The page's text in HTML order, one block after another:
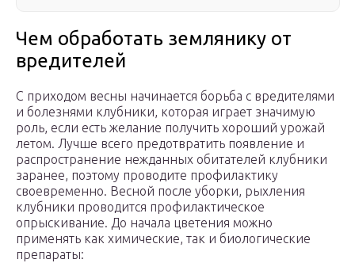
Чем обработать землянику от
вредителей
С приходом весны начинается борьба с вредителями
и болезнями клубники, которая играет значимую
роль, если есть желание получить хороший урожай
летом. Лучше всего предотвратить появление и
распространение нежданных обитателей клубники
заранее, поэтому проводите профилактику
своевременно. Весной после уборки, рыхления
клубники проводится профилактическое
опрыскивание. До начала цветения можно
применять как химические, так и биологические
препараты: